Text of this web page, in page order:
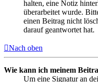
halten, eine Notiz
überarbeitet wurde.
einen Beitrag nicht
darauf geantwortet hat.
Nach oben
Wie kann ich meinem
Um eine Signatur an